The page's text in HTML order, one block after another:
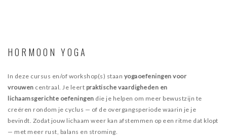
HORMOON YOGA
In deze cursus en/of workshop(s) staan yogaoefeningen voor
vrouwen centraal. Je leert praktische vaardigheden en
lichaamsgerichte oefeningen die je helpen om meer bewustzijn te
creëren rondom je cyclus — of de overgangsperiode waarin je je
bevindt. Zodat jouw lichaam weer kan afstemmen op een ritme dat klopt
— met meer rust, balans en stroming.